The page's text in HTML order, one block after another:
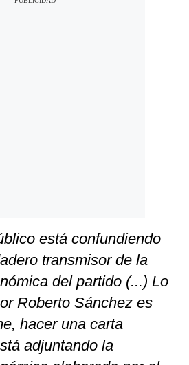
está confundiendo
transmisor de la
del partido (...) Lo
Roberto Sánchez es
hacer una carta
adjuntando la